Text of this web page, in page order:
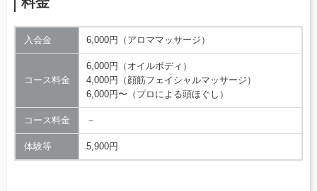
入会金 6,000円（アロママッサージ）
コース料金
6,000円（オイルボディ）
4,000円（顔筋フェイシャルマッサージ）
6,000円〜（プロによる頭ほぐし）
コース料金 －
体験等 5,900円